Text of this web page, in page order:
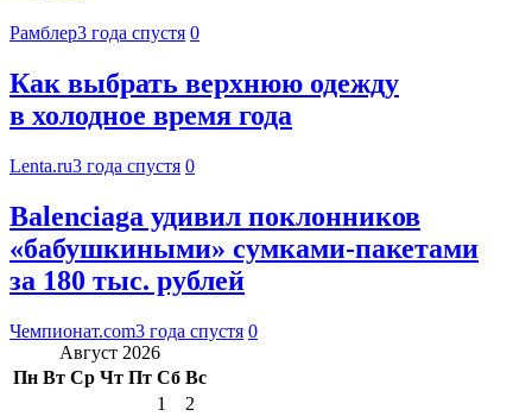
Рамблер3 года спустя 0
Как выбрать верхнюю одежду
в холодное время года
Lenta.ru3 года спустя 0
Balenciaga удивил поклонников
«бабушкиными» сумками-пакетами
за 180 тыс. рублей
Чемпионат.com3 года спустя 0
Август 2026
Пн Вт Ср Чт Пт Сб Вс
1
2